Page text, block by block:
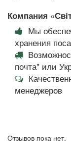
Компания
Мы
хранения
почта" или
менеджеров
Отзывов пока нет.